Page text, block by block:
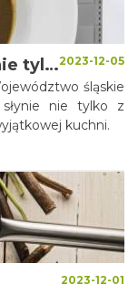
2023-12-05
Zupy wigilijne - tradycyjne i nie tylko...
śląskie
nie tylko z
kuchni.
2023-12-01